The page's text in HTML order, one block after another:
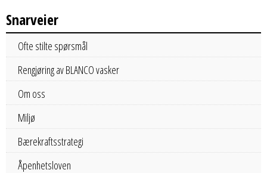
Snarveier
Ofte stilte spørsmål
Rengjøring av BLANCO vasker
Om oss
Miljø
Bærekraftsstrategi
Åpenhetsloven